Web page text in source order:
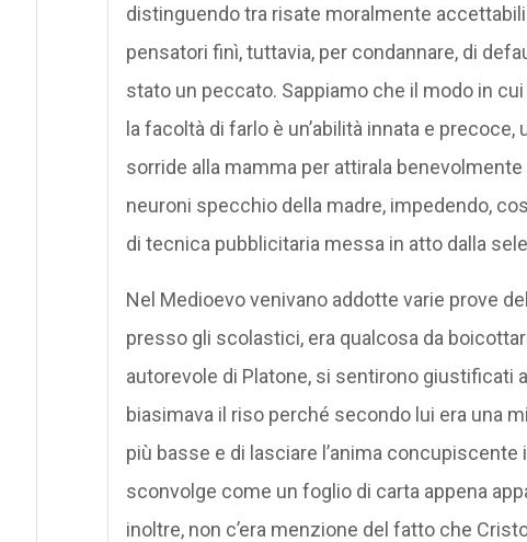
distinguendo tra risate moralmente
pensatori finì, tuttavia, per condannare, di
stato un peccato. Sappiamo che il modo in
la facoltà di farlo è un’abilità innata e
sorride alla mamma per attirala
neuroni specchio della madre, impedendo,
di tecnica pubblicitaria messa in atto dalla
Nel Medioevo venivano addotte varie prove
presso gli scolastici, era qualcosa da
autorevole di Platone, si sentirono giustificati
biasimava il riso perché secondo lui era una
più basse e di lasciare l’anima
sconvolge come un foglio di carta appena
inoltre, non c’era menzione del fatto che